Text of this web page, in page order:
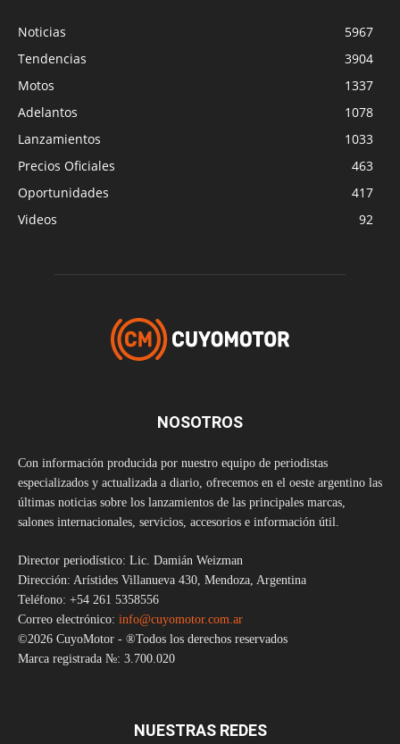
Noticias
5967
Tendencias
3904
Motos
1337
Adelantos
1078
Lanzamientos
1033
Precios Oficiales
463
Oportunidades
417
Videos
92
NOSOTROS
Con información producida por nuestro equipo de periodistas
especializados y actualizada a diario, ofrecemos en el oeste argentino las
últimas noticias sobre los lanzamientos de las principales marcas,
salones internacionales, servicios, accesorios e información útil.
Director periodístico: Lic. Damián Weizman
Dirección: Arístides Villanueva 430, Mendoza, Argentina
Teléfono: +54 261 5358556
Correo electrónico: info@cuyomotor.com.ar
©2026 CuyoMotor - ®Todos los derechos reservados
Marca registrada №: 3.700.020
NUESTRAS REDES